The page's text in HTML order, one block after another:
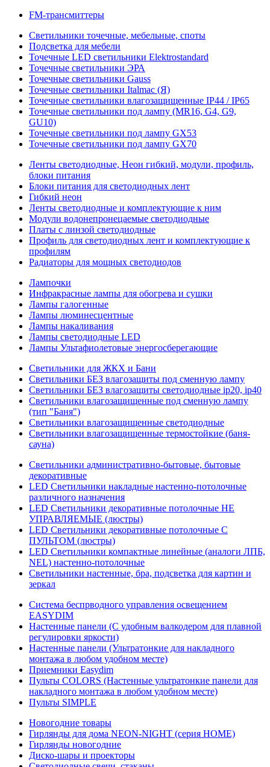
FM-трансмиттеры
Светильники точечные, мебельные, споты
Подсветка для мебели
Точечные LED светильники Elektrostandard
Точечные светильники ЭРА
Точечные светильники Gauss
Точечные светильники Italmac (Я)
Точечные светильники влагозащищенные IP44 / IP65
Точечные светильники под лампу (MR16, G4, G9,
GU10)
Точечные светильники под лампу GX53
Точечные светильники под лампу GX70
Ленты светодиодные, Неон гибкий, модули, профиль,
блоки питания
Блоки питания для светодиодных лент
Гибкий неон
Ленты светодиодные и комплектующие к ним
Модули водонепронецаемые светодиодные
Платы с линзой светодиодные
Профиль для светодиодных лент и комплектующие к
профилям
Радиаторы для мощных светодиодов
Лампочки
Инфракрасные лампы для обогрева и сушки
Лампы галогенные
Лампы люминесцентные
Лампы накаливания
Лампы светодиодные LED
Лампы Ультафиолетовые энергосберегающие
Светильники для ЖКХ и Бани
Светильники БЕЗ влагозащиты под сменную лампу
Светильники БЕЗ влагозащиты светодиодные ip20, ip40
Светильники влагозащищенные под сменную лампу
(тип "Баня")
Светильники влагозащищенные светодиодные
Светильники влагозащищенные термостойкие (баня-
сауна)
Светильники административно-бытовые, бытовые
декоративные
LED Cветильники накладные настенно-потолочные
различного назначения
LED Светильники декоративные потолочные НЕ
УПРАВЛЯЕМЫЕ (люстры)
LED Светильники декоративные потолочные С
ПУЛЬТОМ (люстры)
LED Светильники компактные линейные (аналоги ЛПБ,
NEL) настенно-потолочные
Светильники настенные, бра, подсветка для картин и
зеркал
Система беспрводного управления освещением
EASYDIM
Настенные панели (С удобным валкодером для плавной
регулировки яркости)
Настенные панели (Ультратонкие для накладного
монтажа в любом удобном месте)
Приемники Easydim
Пульты COLORS (Настенные ультратонкие панели для
накладного монтажа в любом удобном месте)
Пульты SIMPLE
Новогодние товары
Гирлянды для дома NEON-NIGHT (серия HOME)
Гирлянды новогодние
Диско-шары и проекторы